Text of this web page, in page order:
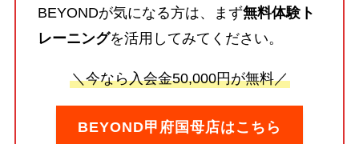
BEYONDが気になる方は、まず無料体験ト
レーニングを活用してみてください。
＼今なら入会金50,000円が無料／
BEYOND甲府国母店はこちら